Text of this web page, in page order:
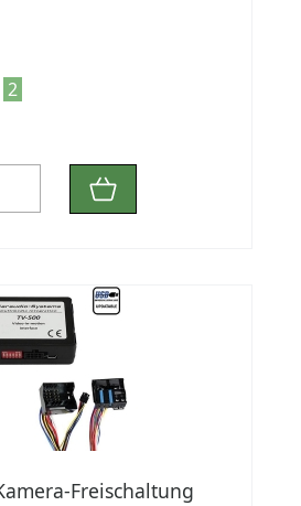
2
Freischaltung